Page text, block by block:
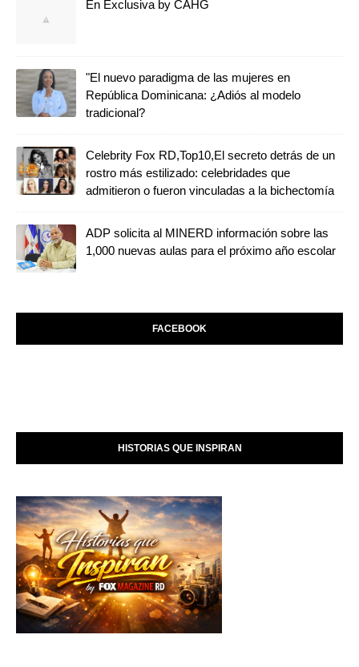
En Exclusiva by CAHG
"El nuevo paradigma de las mujeres en
República Dominicana: ¿Adiós al modelo
tradicional?
Celebrity Fox RD,Top10,El secreto detrás de un
rostro más estilizado: celebridades que
admitieron o fueron vinculadas a la bichectomía
ADP solicita al MINERD información sobre las
1,000 nuevas aulas para el próximo año escolar
FACEBOOK
HISTORIAS QUE INSPIRAN